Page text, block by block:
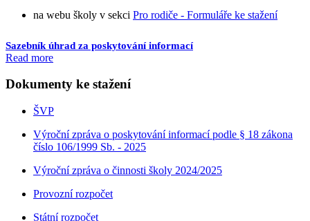
na webu školy v sekci Pro rodiče - Formuláře ke stažení
Sazebník úhrad za poskytování informací
Read more
Dokumenty ke stažení
ŠVP
Výroční zpráva o poskytování informací podle § 18 zákona
číslo 106/1999 Sb. - 2025
Výroční zpráva o činnosti školy 2024/2025
Provozní rozpočet
Státní rozpočet